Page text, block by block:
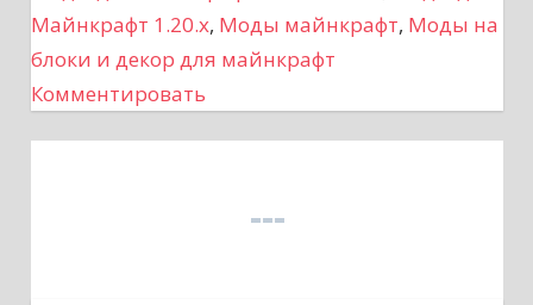
а
ц
Майнкрафт 1.20.x, Моды майнкрафт, Моды на
блоки и декор для майнкрафт
Комментировать